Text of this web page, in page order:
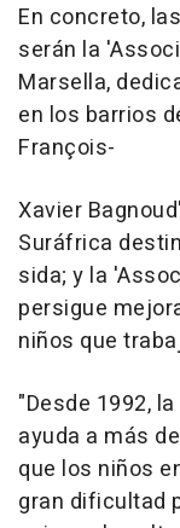
En concreto,
serán la
Marsella,
en los barrios
François-
Xavier
Suráfrica
sida; y la
persigue
niños que
"Desde 1992,
ayuda a más
que los niños
gran dificultad